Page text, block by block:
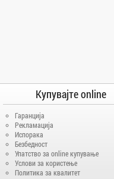
Купувајте online
Гаранција
Рекламација
Испорака
Безбедност
Упатство за online купување
Услови за користење
Политика за квалитет